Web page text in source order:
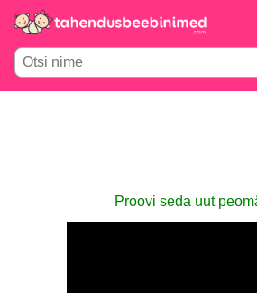
Proovi seda uut